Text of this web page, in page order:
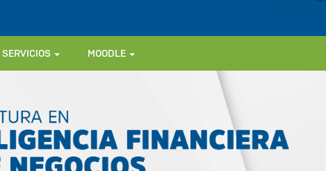
SERVICIOS
MOODLE